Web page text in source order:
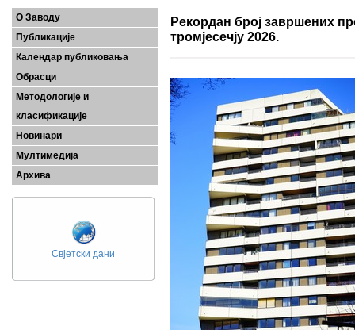
О Заводу
Публикације
Календар публиковања
Обрасци
Методологије и
класификације
Новинари
Мултимедија
Архива
Свјетски дани
Рекордан број завршених
тромјесечју 2026.